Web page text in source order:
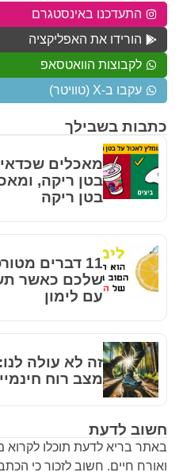
חשוב לדעת
באתר בריא לדעת תוכלו לקרוא
ואורח חיים. חשוב לזכור כי
כתבות בשבילך
מאכלים
בטן ריקה,
בטן ריקה
11 דברים
שלכם כאשר
עם לימון
מצב רוח
התעדכנו באינסטגרם
הורידו את האפליקציה
לקבוצות הוואטסאפ
עקבו ב-X (טוויטר)